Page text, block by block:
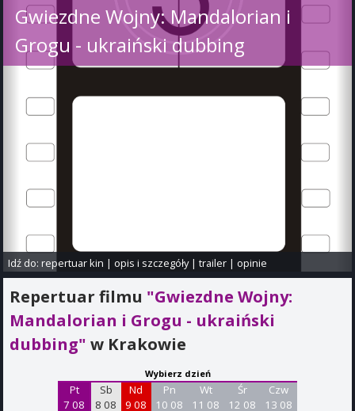
Gwiezdne Wojny: Mandalorian i
Grogu - ukraiński dubbing
Idź do:repertuar kin |opis i szczegóły|trailer |opinie
Repertuar filmu "Gwiezdne Wojny:
Mandalorian i Grogu - ukraiński
dubbing" w Krakowie
Wybierz dzień
Pt
7 08
Sb
8 08
Nd
9 08
Pn
10 08
Wt
11 08
Śr
12 08
Czw
13 08